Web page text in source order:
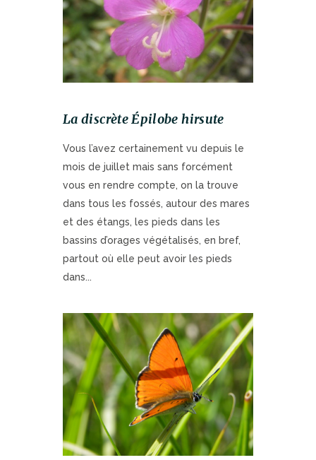
La discrète Épilobe hirsute
Vous l’avez certainement vu depuis le
mois de juillet mais sans forcément
vous en rendre compte, on la trouve
dans tous les fossés, autour des mares
et des étangs, les pieds dans les
bassins d’orages végétalisés, en bref,
partout où elle peut avoir les pieds
dans...